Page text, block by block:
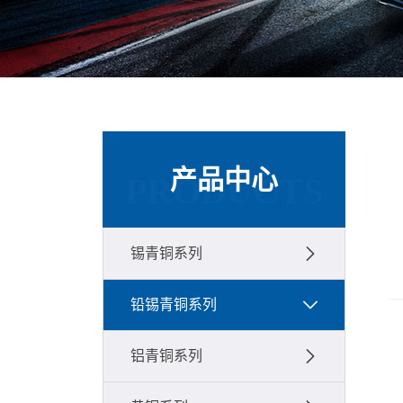
产品中心
PRODUCTS
锡青铜系列
铅锡青铜系列
铝青铜系列